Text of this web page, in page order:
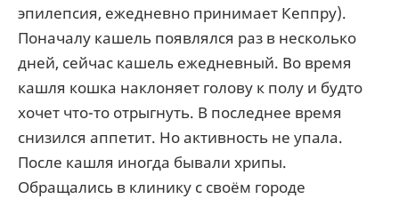
эпилепсия, ежедневно принимает Кеппру).
Поначалу кашель появлялся раз в несколько
дней, сейчас кашель ежедневный. Во время
кашля кошка наклоняет голову к полу и будто
хочет что-то отрыгнуть. В последнее время
снизился аппетит. Но активность не упала.
После кашля иногда бывали хрипы.
Обращались в клинику с своём городе